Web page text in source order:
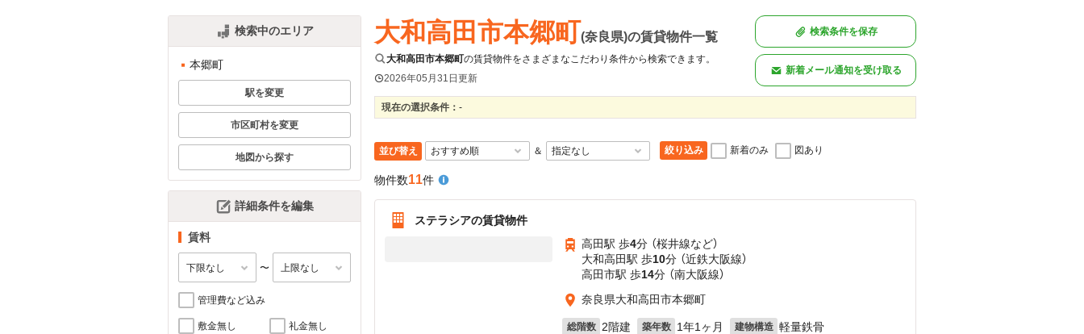
検索中のエリア
本郷町
駅を変更
市区町村を変更
地図から探す
詳細条件を編集
賃料
〜
管理費など込み
敷金無し 礼金無し
大和高田市本郷町(奈良県)の賃貸物件一覧
大和高田市本郷町の賃貸物件をさまざまなこだわり条件から検索できます。
2026年05月31日更新
検索条件を保存
新着メール通知を受け取る
現在の選択条件： -
並び替え ＆ 絞り込み 新着のみ 図あり
物件数11件
ステラシアの賃貸物件
高田駅 歩4分 （桜井線など）
大和高田駅 歩10分 （近鉄大阪線）
高田市駅 歩14分 （南大阪線）
奈良県大和高田市本郷町
総階数 2階建 築年数 1年1ヶ月 建物構造 軽量鉄骨